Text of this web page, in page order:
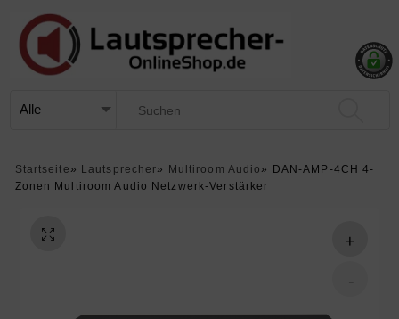
Startseite » Lautsprecher» Multiroom Audio »
DAN-AMP-4CH 4-
Zonen Multiroom Audio Netzwerk-Verstärker